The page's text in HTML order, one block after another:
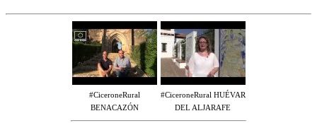
#CiceroneRural
BENACAZÓN
#CiceroneRural HUÉVAR
DEL ALJARAFE